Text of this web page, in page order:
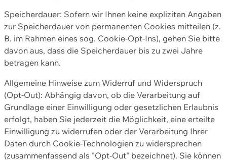
Speicherdauer: Sofern wir Ihnen keine expliziten Angaben
zur Speicherdauer von permanenten Cookies mitteilen (z.
B. im Rahmen eines sog. Cookie-Opt-Ins), gehen Sie bitte
davon aus, dass die Speicherdauer bis zu zwei Jahre
betragen kann.
Allgemeine Hinweise zum Widerruf und Widerspruch
(Opt-Out): Abhängig davon, ob die Verarbeitung auf
Grundlage einer Einwilligung oder gesetzlichen Erlaubnis
erfolgt, haben Sie jederzeit die Möglichkeit, eine erteilte
Einwilligung zu widerrufen oder der Verarbeitung Ihrer
Daten durch Cookie-Technologien zu widersprechen
(zusammenfassend als "Opt-Out" bezeichnet). Sie können